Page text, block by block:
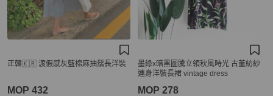
正韓🇰🇷 渡假感灰藍棉麻抽鬚長洋裝
MOP 432
墨綠x暗黑圖騰立領秋風時光 古董紡紗
連身洋裝長裙 vintage dress
MOP 278